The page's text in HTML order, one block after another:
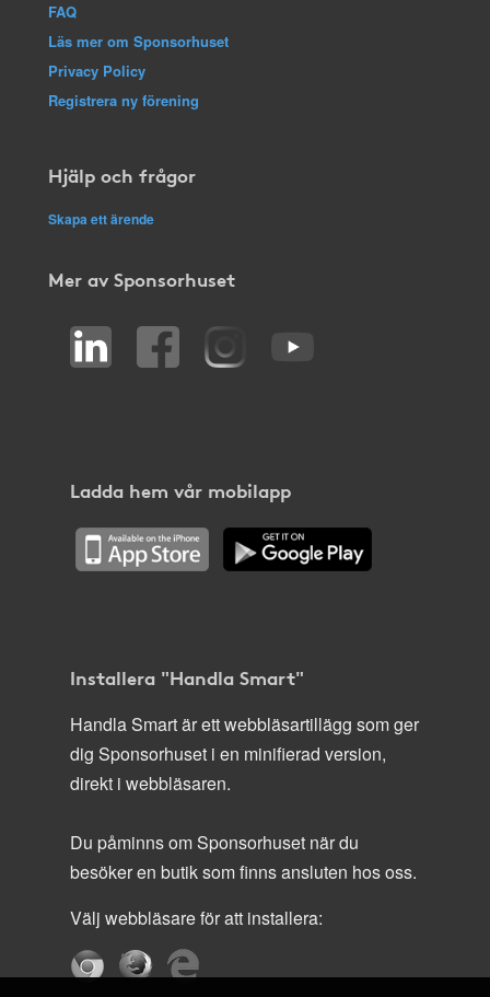
FAQ
Läs mer om Sponsorhuset
Privacy Policy
Registrera ny förening
Hjälp och frågor
Skapa ett ärende
Mer av Sponsorhuset
Ladda hem vår mobilapp
Installera "Handla Smart"
Handla Smart är ett webbläsartillägg som ger
dig Sponsorhuset i en minifierad version,
direkt i webbläsaren.
Du påminns om Sponsorhuset när du
besöker en butik som finns ansluten hos oss.
Välj webbläsare för att installera: